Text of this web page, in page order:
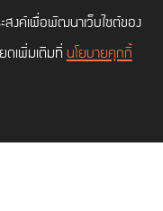
ถนน
สงค์เพื่อพัฒนาเว็บไซต์ของ
ดเพิ่มเติมที่ นโยบายคุกกี้